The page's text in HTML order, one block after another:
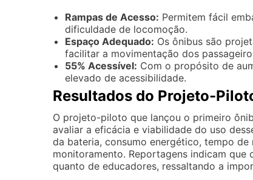
Rampas de Acesso: Permitem fácil
dificuldade de locomoção.
Espaço Adequado: Os ônibus são
facilitar a movimentação dos
55% Acessível: Com o propósito de
elevado de acessibilidade.
Resultados do Projeto-
O projeto-piloto que lançou o primeiro
avaliar a eficácia e viabilidade do uso
da bateria, consumo energético, tempo
monitoramento. Reportagens indicam
quanto de educadores, ressaltando a